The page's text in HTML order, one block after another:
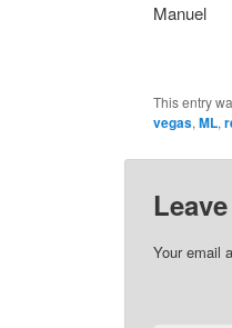
Manuel
This entry
vegas, ML,
Your email